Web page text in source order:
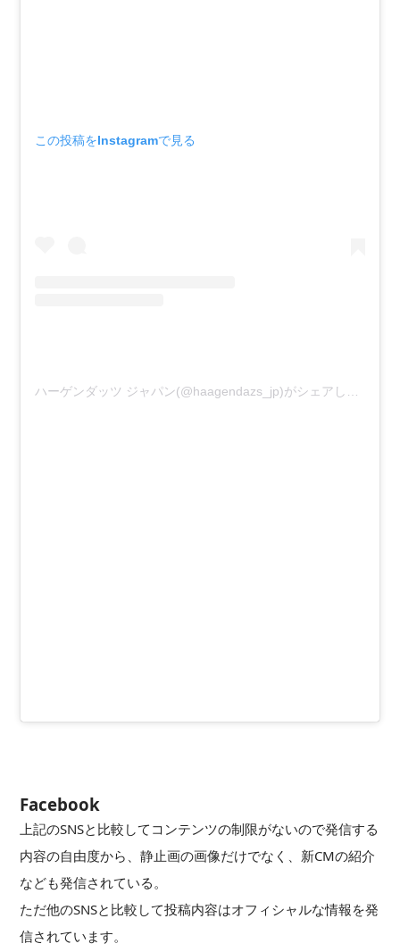
この投稿をInstagramで見る
ハーゲンダッツ ジャパン(@haagendazs_jp)がシェアした投稿
Facebook
上記のSNSと比較してコンテンツの制限がないので発信する
内容の自由度から、静止画の画像だけでなく、新CMの紹介
なども発信されている。
ただ他のSNSと比較して投稿内容はオフィシャルな情報を発
信されています。